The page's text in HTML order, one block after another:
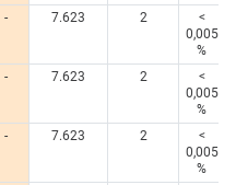
- 7.623 2
<
0,005
%
- 7.623 2
<
0,005
%
- 7.623 2
<
0,005
%